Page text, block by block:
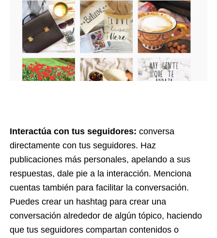
Interactúa con tus seguidores: conversa
directamente con tus seguidores. Haz
publicaciones más personales, apelando a sus
respuestas, dale pie a la interacción. Menciona
cuentas también para facilitar la conversación.
Puedes crear un hashtag para crear una
conversación alrededor de algún tópico, haciendo
que tus seguidores compartan contenidos o